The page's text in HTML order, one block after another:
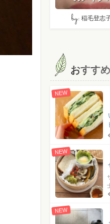
by: 稲毛登志
おすす
NEW
NEW
NEW